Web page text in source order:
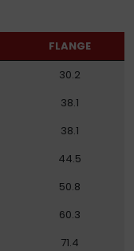
FLANGE
30.2
38.1
38.1
44.5
50.8
60.3
71.4